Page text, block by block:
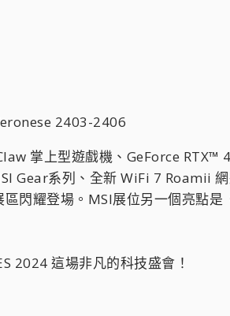
2403-2406
掌上型遊戲機、GeForce
Gear系列、全新 WiFi 7 Roamii
閃耀登場。MSI展位另一個亮點
2024 這場非凡的科技盛會！